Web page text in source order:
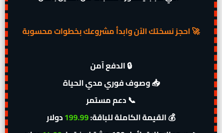
احجز نسختك الآن وابدأ مشروعك بخطوات محسوبة 🚀
الدفع آمن 🔒
وصوف فوري مدي الحياة 📥
دعم مستمر 📞
القيمة الكاملة للباقة:199.99
دولار 💰